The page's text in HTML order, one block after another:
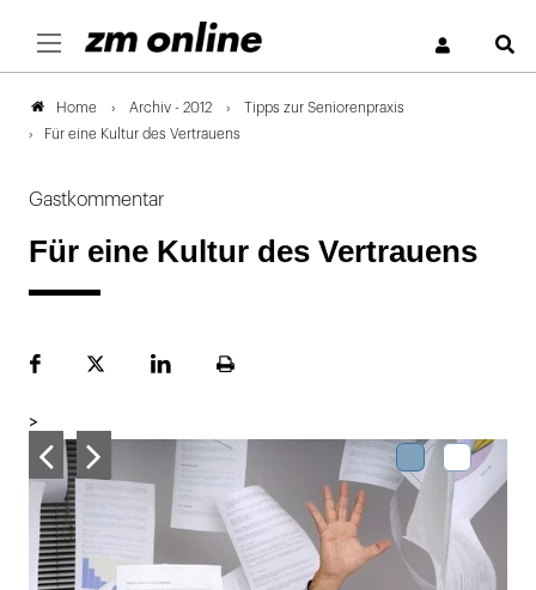
Home Archiv - 2012
Tipps zur Seniorenpraxis
Für eine Kultur des Vertrauens
Gastkommentar
Für eine Kultur des Vertrauens
FacebookPlattformLinekdInSeite
>